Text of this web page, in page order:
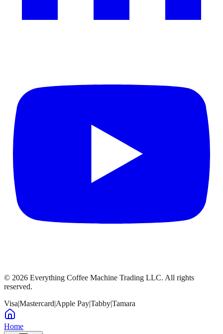
© 2026 Everything Coffee Machine Trading LLC. All rights
reserved.
Visa|Mastercard|Apple Pay|Tabby|Tamara
Home